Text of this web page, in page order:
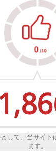
して、当サイ
ます。